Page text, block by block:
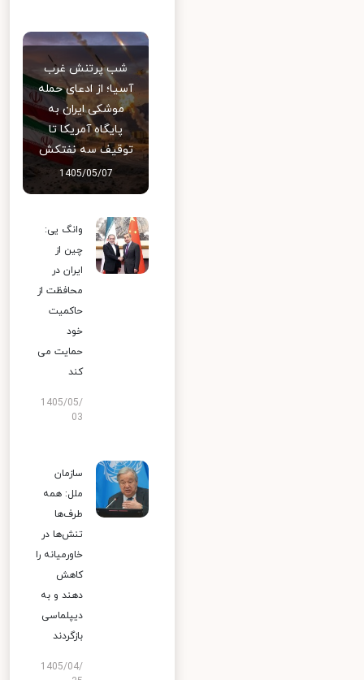
شب پرتنش غرب
آسیا؛ از ادعای حمله
موشکی ایران به
پایگاه آمریکا تا
توقیف سه نفتکش
1405/05/07
وانگ یی:
چین از
ایران در
محافظت از
حاکمیت
خود
حمایت می
کند
1405/05/
03
سازمان
ملل: همه
طرف‌ها
تنش‌ها در
خاورمیانه را
کاهش
دهند و به
دیپلماسی
بازگردند
1405/04/